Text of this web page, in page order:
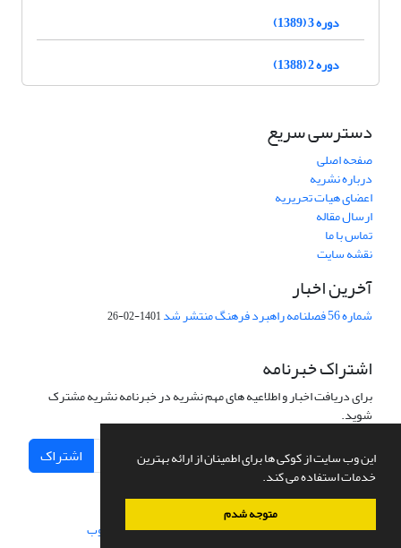
این وب سایت از کوکی ها برای اطمینان از ارائه بهترین
خدمات استفاده می کند.
متوجه شدم
دوره 3 (1389)
دوره 2 (1388)
دسترسی سریع
صفحه اصلی
درباره نشریه
اعضای هیات تحریریه
ارسال مقاله
تماس با ما
نقشه سایت
آخرین اخبار
شماره 56 فصلنامه راهبرد فرهنگ منتشر شد 1401-02-26
اشتراک خبرنامه
برای دریافت اخبار و اطلاعیه های مهم نشریه در خبرنامه نشریه مشترک
شوید.
اشتراک
سامانه مدیریت نشریات علمی.طراحی و پیاده سازی از سیناوب